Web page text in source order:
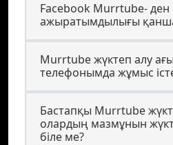
Facebook Murrtube-
ажыратымдылығы
Murrtube жүктеп алу
телефонымда жұмыс
Бастапқы Murrtube
олардың мазмұнын
біле ме?